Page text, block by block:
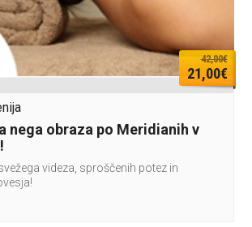
42,00€
21,00€
nega obraza po Meridianih v
videza, sproščenih potez in